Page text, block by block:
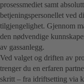
prosessmediet samt
betjeningspersonellet ved
tilgjengelighet. Gjennom
den nødvendige
av gassanlegg.
Ved valget og driften av
trenger du en erfaren
skritt – fra idriftsetting via